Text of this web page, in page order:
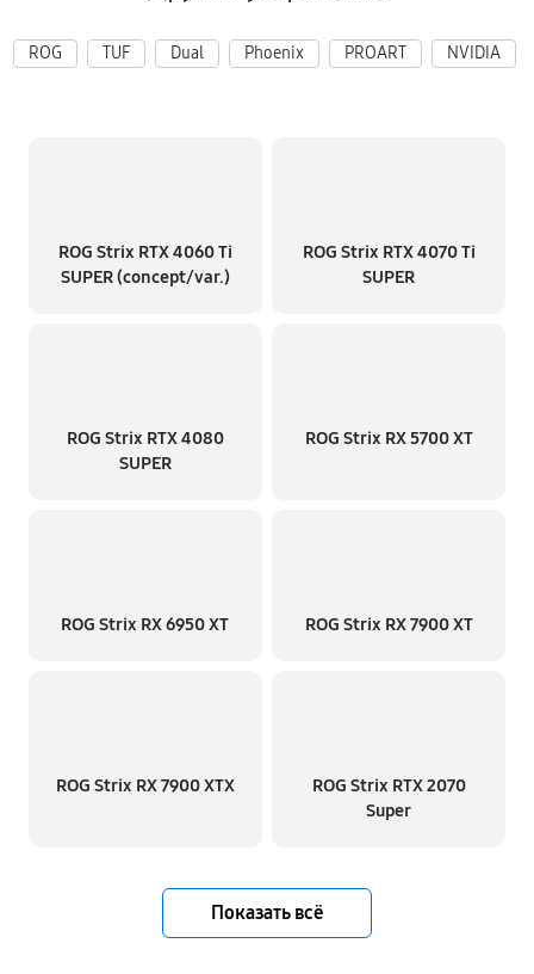
ROG TUF Dual Phoenix PROART NVIDIA
ROG Strix RTX 4060 Ti
SUPER (concept/var.)
ROG Strix RTX 4070 Ti
SUPER
ROG Strix RTX 4080
SUPER
ROG Strix RX 5700 XT
ROG Strix RX 6950 XT ROG Strix RX 7900 XT
ROG Strix RX 7900 XTX
ROG Strix RTX 2070
Super
Показать всё